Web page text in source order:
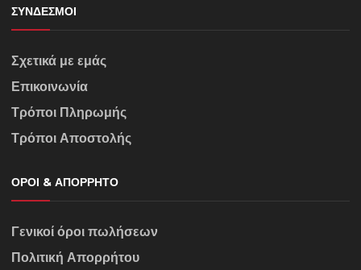
ΣΎΝΔΕΣΜΟΙ
Σχετικά με εμάς
Επικοινωνία
Τρόποι Πληρωμής
Τρόποι Αποστολής
ΌΡΟΙ & ΑΠΌΡΡΗΤΟ
Γενικοί όροι πωλήσεων
Πολιτική Απορρήτου